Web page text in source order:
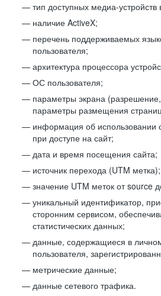
тип доступных медиа-устройств
наличие ActiveX;
перечень поддерживаемых
пользователя;
архитектура процессора
ОС пользователя;
параметры экрана
параметры размещения
информация об использовании
при доступе на сайт;
дата и время посещения сайта;
источник перехода (UTM метка);
значение UTM меток от source
уникальный идентификатор,
сторонним сервисом,
статистических данных;
данные, содержащиеся в
пользователя,
метрические данные;
данные сетевого трафика.